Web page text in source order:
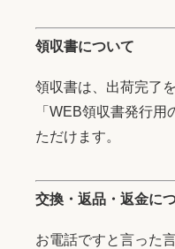
領収書について
領収書は、出荷完了
「WEB領収書発行
ただけます。
交換・返品・返金に
お電話ですと言った